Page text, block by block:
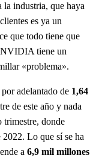
la industria, que haya
es ya un
que todo tiene que
NVIDIA tiene un
«problema».
adelantado de 1,64
de este año y nada
trimestre, donde
2022. Lo que sí se ha
a 6,9 mil millones